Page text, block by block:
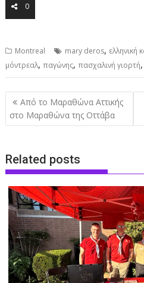
0
Montreal mary deros, ελληνική
μόντρεαλ,παγώνης,πασχαλινή γιορτή
Post
navigation
Από το Μαραθώνα Αττικής
στο Μαραθώνα της Οττάβα
Related posts